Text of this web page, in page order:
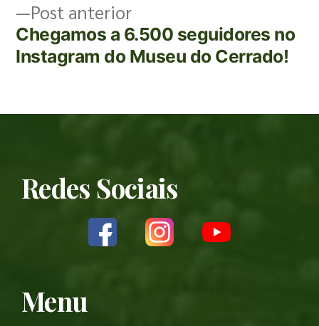
Post anterior
Chegamos a 6.500 seguidores no
Instagram do Museu do Cerrado!
Redes Sociais
Menu